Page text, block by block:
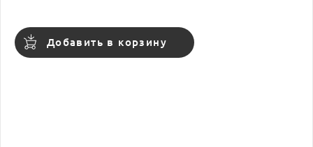
Добавить в корзину